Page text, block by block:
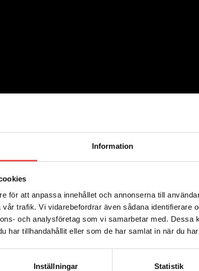
Information
för att anpassa innehållet och annonserna till
trafik. Vi vidarebefordrar även sådana identifierare
och analysföretag som vi samarbetar med. Dessa
har tillhandahållit eller som de har samlat in när du
Inställningar Statistik
av mjuk combed cotton 80%, Polyamid 17% och